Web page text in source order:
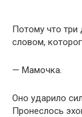
Потому что три
словом,
— Мамочка.
Оно ударило
Пронеслось